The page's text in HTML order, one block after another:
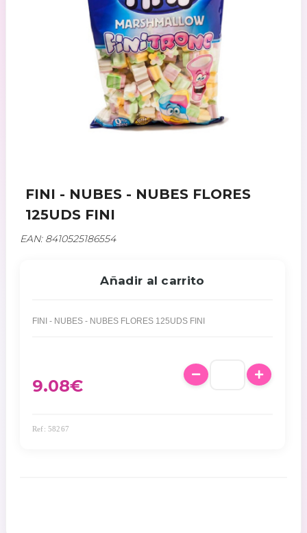
FINI - NUBES - NUBES FLORES
125UDS FINI
EAN: 8410525186554
Añadir al carrito
FINI - NUBES - NUBES FLORES 125UDS FINI
9.08€
Ref: 58267